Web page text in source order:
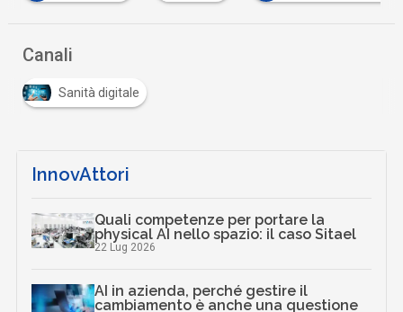
Canali
Sanità digitale
InnovAttori
Quali competenze per portare la
physical AI nello spazio: il caso Sitael
22 Lug 2026
AI in azienda, perché gestire il
cambiamento è anche una questione